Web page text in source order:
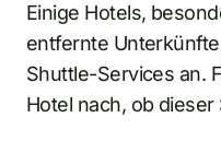
Einige Hotels,
entfernte
Shuttle-Services an.
Hotel nach, ob